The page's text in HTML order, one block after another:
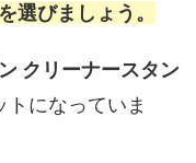
選びましょう。
クリーナースタン
トになっていま